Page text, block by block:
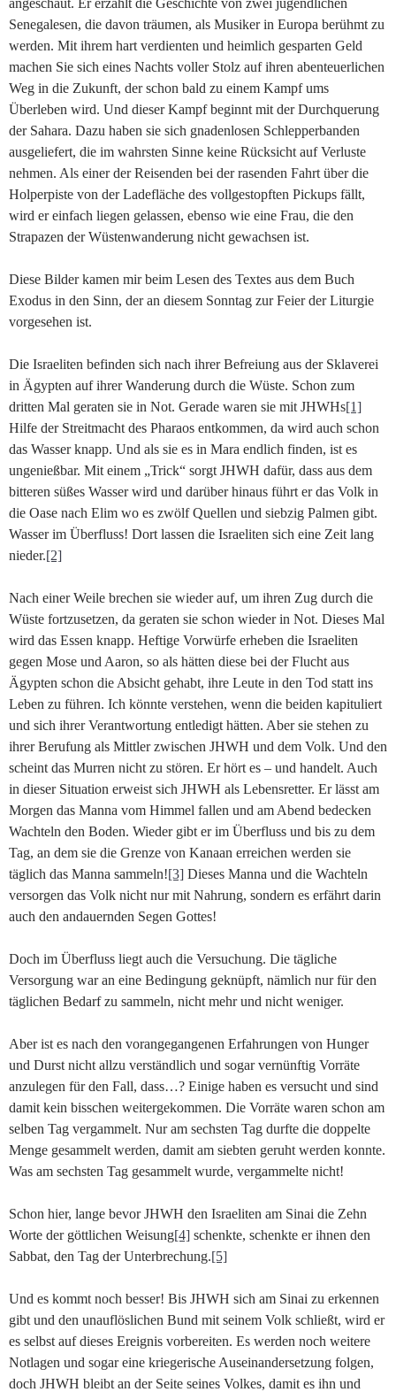
angeschaut. Er erzählt die Geschichte von zwei jugendlichen
Senegalesen, die davon träumen, als Musiker in Europa berühmt zu
werden. Mit ihrem hart verdienten und heimlich gesparten Geld
machen Sie sich eines Nachts voller Stolz auf ihren abenteuerlichen
Weg in die Zukunft, der schon bald zu einem Kampf ums
Überleben wird. Und dieser Kampf beginnt mit der Durchquerung
der Sahara. Dazu haben sie sich gnadenlosen Schlepperbanden
ausgeliefert, die im wahrsten Sinne keine Rücksicht auf Verluste
nehmen. Als einer der Reisenden bei der rasenden Fahrt über die
Holperpiste von der Ladefläche des vollgestopften Pickups fällt,
wird er einfach liegen gelassen, ebenso wie eine Frau, die den
Strapazen der Wüstenwanderung nicht gewachsen ist.
Diese Bilder kamen mir beim Lesen des Textes aus dem Buch
Exodus in den Sinn, der an diesem Sonntag zur Feier der Liturgie
vorgesehen ist.
Die Israeliten befinden sich nach ihrer Befreiung aus der Sklaverei
in Ägypten auf ihrer Wanderung durch die Wüste. Schon zum
dritten Mal geraten sie in Not. Gerade waren sie mit JHWHs[1]
Hilfe der Streitmacht des Pharaos entkommen, da wird auch schon
das Wasser knapp. Und als sie es in Mara endlich finden, ist es
ungenießbar. Mit einem „Trick“ sorgt JHWH dafür, dass aus dem
bitteren süßes Wasser wird und darüber hinaus führt er das Volk in
die Oase nach Elim wo es zwölf Quellen und siebzig Palmen gibt.
Wasser im Überfluss! Dort lassen die Israeliten sich eine Zeit lang
nieder.[2]
Nach einer Weile brechen sie wieder auf, um ihren Zug durch die
Wüste fortzusetzen, da geraten sie schon wieder in Not. Dieses Mal
wird das Essen knapp. Heftige Vorwürfe erheben die Israeliten
gegen Mose und Aaron, so als hätten diese bei der Flucht aus
Ägypten schon die Absicht gehabt, ihre Leute in den Tod statt ins
Leben zu führen. Ich könnte verstehen, wenn die beiden kapituliert
und sich ihrer Verantwortung entledigt hätten. Aber sie stehen zu
ihrer Berufung als Mittler zwischen JHWH und dem Volk. Und den
scheint das Murren nicht zu stören. Er hört es – und handelt. Auch
in dieser Situation erweist sich JHWH als Lebensretter. Er lässt am
Morgen das Manna vom Himmel fallen und am Abend bedecken
Wachteln den Boden. Wieder gibt er im Überfluss und bis zu dem
Tag, an dem sie die Grenze von Kanaan erreichen werden sie
täglich das Manna sammeln![3] Dieses Manna und die Wachteln
versorgen das Volk nicht nur mit Nahrung, sondern es erfährt darin
auch den andauernden Segen Gottes!
Doch im Überfluss liegt auch die Versuchung. Die tägliche
Versorgung war an eine Bedingung geknüpft, nämlich nur für den
täglichen Bedarf zu sammeln, nicht mehr und nicht weniger.
Aber ist es nach den vorangegangenen Erfahrungen von Hunger
und Durst nicht allzu verständlich und sogar vernünftig Vorräte
anzulegen für den Fall, dass…? Einige haben es versucht und sind
damit kein bisschen weitergekommen. Die Vorräte waren schon am
selben Tag vergammelt. Nur am sechsten Tag durfte die doppelte
Menge gesammelt werden, damit am siebten geruht werden konnte.
Was am sechsten Tag gesammelt wurde, vergammelte nicht!
Schon hier, lange bevor JHWH den Israeliten am Sinai die Zehn
Worte der göttlichen Weisung[4] schenkte, schenkte er ihnen den
Sabbat, den Tag der Unterbrechung.[5]
Und es kommt noch besser! Bis JHWH sich am Sinai zu erkennen
gibt und den unauflöslichen Bund mit seinem Volk schließt, wird er
es selbst auf dieses Ereignis vorbereiten. Es werden noch weitere
Notlagen und sogar eine kriegerische Auseinandersetzung folgen,
doch JHWH bleibt an der Seite seines Volkes, damit es ihn und